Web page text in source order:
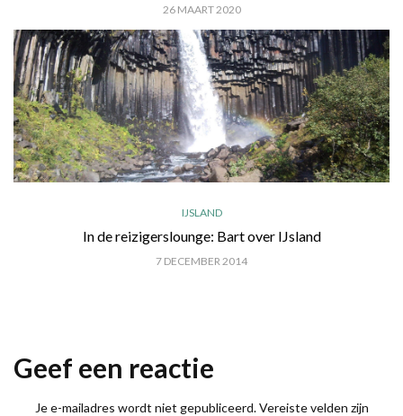
26 MAART 2020
IJSLAND
In de reizigerslounge: Bart over IJsland
7 DECEMBER 2014
Geef een reactie
Je e-mailadres wordt niet gepubliceerd. Vereiste velden zijn